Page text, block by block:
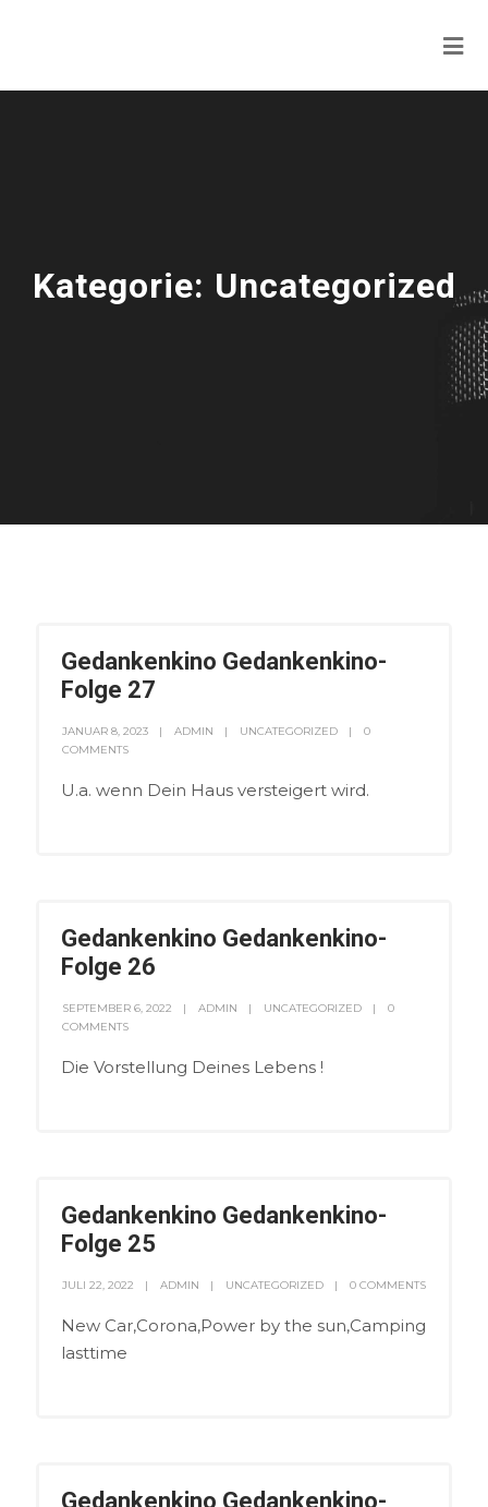
Kategorie: Uncategorized
Gedankenkino Gedankenkino-
Folge 27
JANUAR 8, 2023 ADMIN UNCATEGORIZED
0
COMMENTS
U.a. wenn Dein Haus versteigert wird.
Gedankenkino Gedankenkino-
Folge 26
SEPTEMBER 6, 2022 ADMIN UNCATEGORIZED
0
COMMENTS
Die Vorstellung Deines Lebens !
Gedankenkino Gedankenkino-
Folge 25
JULI 22, 2022 ADMIN UNCATEGORIZED 0 COMMENTS
New Car,Corona,Power by the sun,Camping
lasttime
Gedankenkino Gedankenkino-